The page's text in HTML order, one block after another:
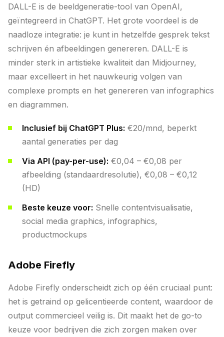
DALL-E is de beeldgeneratie-tool van OpenAI,
geïntegreerd in ChatGPT. Het grote voordeel is de
naadloze integratie: je kunt in hetzelfde gesprek tekst
schrijven én afbeeldingen genereren. DALL-E is
minder sterk in artistieke kwaliteit dan Midjourney,
maar excelleert in het nauwkeurig volgen van
complexe prompts en het genereren van infographics
en diagrammen.
Inclusief bij ChatGPT Plus: €20/mnd, beperkt
aantal generaties per dag
Via API (pay-per-use): €0,04 – €0,08 per
afbeelding (standaardresolutie), €0,08 – €0,12
(HD)
Beste keuze voor: Snelle contentvisualisatie,
social media graphics, infographics,
productmockups
Adobe Firefly
Adobe Firefly onderscheidt zich op één cruciaal punt:
het is getraind op gelicentieerde content, waardoor de
output commercieel veilig is. Dit maakt het de go-to
keuze voor bedrijven die zich zorgen maken over